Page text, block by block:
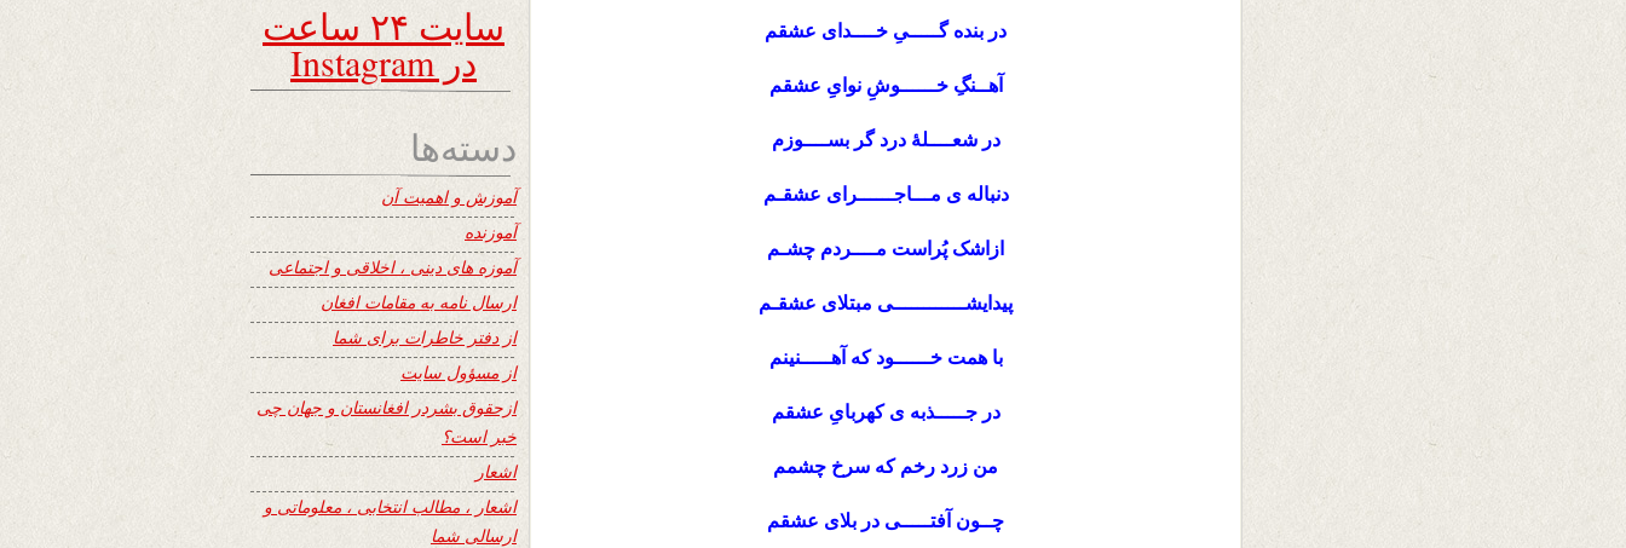
در بنده گـــــیِ خــــدای عشقم
آهــنگِ خــــــوشِ نوایِ عشقم
در شعــــلۀ درد گر بســــوزم
دنباله ی مـــاجــــــرای عشقـم
ازاشک پُراست مــــردم چشـم
پیدایشــــــــــــی مبتلای عشقـم
با همت خــــــود که آهـــــنینم
در جـــــذبه ی کهربایِ عشقم
من زرد رخم که سرخ چشمم
چــون آفتـــــی در بلای عشقم
سایت ۲۴ ساعت
در Instagram
دسته‌ها
آموزش و اهمیت آن
آموزنده
آموزه های دینی ، اخلاقی و اجتماعی
ارسال نامه به مقامات افغان
از دفتر خاطرات برای شما
از مسؤول سایت
ازحقوق بشردر افغانستان و جهان چی
خبر است؟
اشعار
اشعار ، مطالب انتخابی ، معلوماتی و
ارسالی شما